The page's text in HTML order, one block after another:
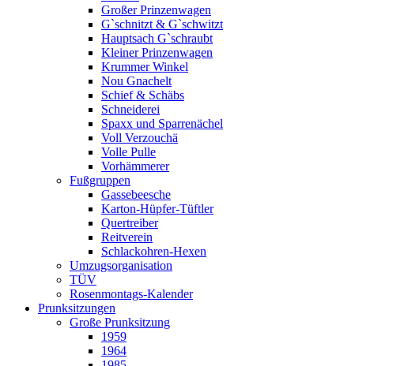
Großer Prinzenwagen
Gˋschnitzt & Gˋschwitzt
Hauptsach G`schraubt
Kleiner Prinzenwagen
Krummer Winkel
Nou Gnachelt
Schief & Schäbs
Schneiderei
Spaxx und Sparrenächel
Voll Verzouchä
Volle Pulle
Vorhämmerer
Fußgruppen
Gassebeesche
Karton-Hüpfer-Tüftler
Quertreiber
Reitverein
Schlackohren-Hexen
Umzugsorganisation
TÜV
Rosenmontags-Kalender
Prunksitzungen
Große Prunksitzung
1959
1964